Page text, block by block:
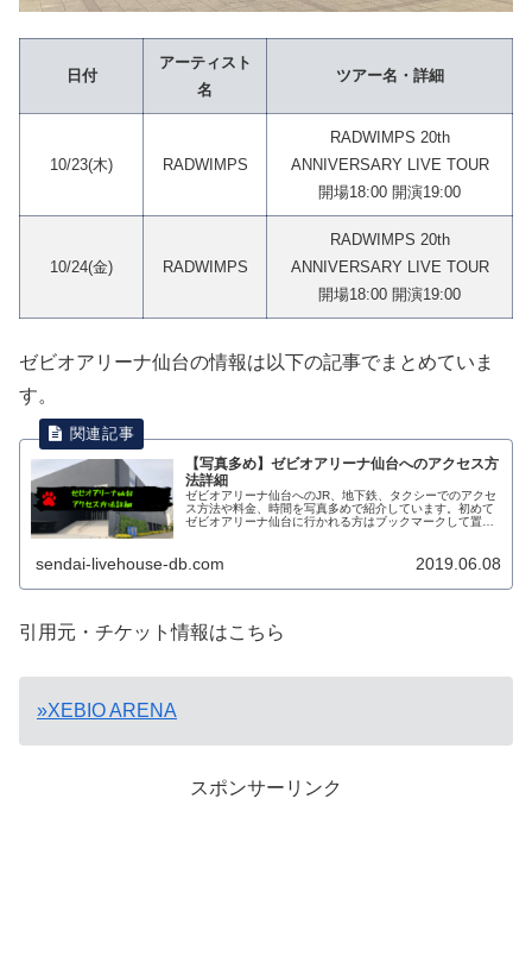
日付
アーティスト
名
ツアー名・詳細
10/23(木) RADWIMPS
RADWIMPS 20th
ANNIVERSARY LIVE TOUR
開場18:00 開演19:00
10/24(金) RADWIMPS
RADWIMPS 20th
ANNIVERSARY LIVE TOUR
開場18:00 開演19:00
ゼビオアリーナ仙台の情報は以下の記事でまとめていま
す。
【写真多め】ゼビオアリーナ仙台へのアクセス方
法詳細
ゼビオアリーナ仙台へのJR、地下鉄、タクシーでのアクセ
ス方法や料金、時間を写真多めで紹介しています。初めて
ゼビオアリーナ仙台に行かれる方はブックマークして置お
sendai-livehouse-db.com 2019.06.08
引用元・チケット情報はこちら
»XEBIO ARENA
スポンサーリンク